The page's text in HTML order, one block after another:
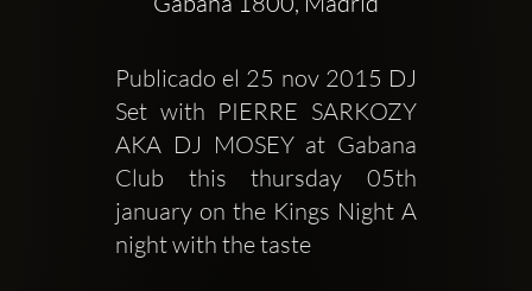
Publicado el 25 nov 2015 DJ
Set with PIERRE SARKOZY
AKA DJ MOSEY at Gabana
Club this thursday 05th
january on the Kings Night A
night with the taste